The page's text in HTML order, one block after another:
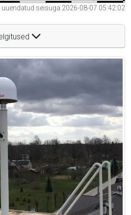
seisuga 2026-08-07 05:42:02